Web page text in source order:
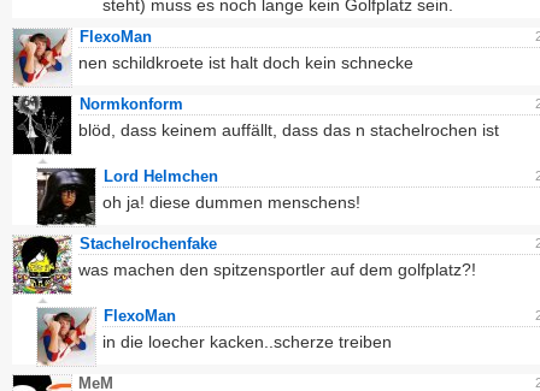
steht) muss es noch lange kein Golfplatz sein.
FlexoMan
nen schildkroete ist halt doch kein schnecke
Normkonform
blöd, dass keinem auffällt, dass das n stachelrochen ist
Lord Helmchen
oh ja! diese dummen menschens!
Stachelrochenfake
was machen den spitzensportler auf dem golfplatz?!
FlexoMan
in die loecher kacken..scherze treiben
MeM